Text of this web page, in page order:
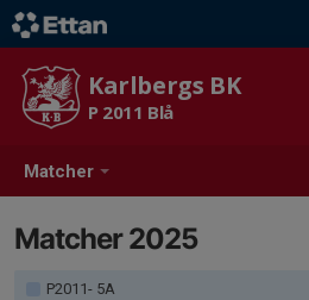
Matcher
Karlbergs BK
P 2011 Blå
Matcher 2025
P2011- 5A